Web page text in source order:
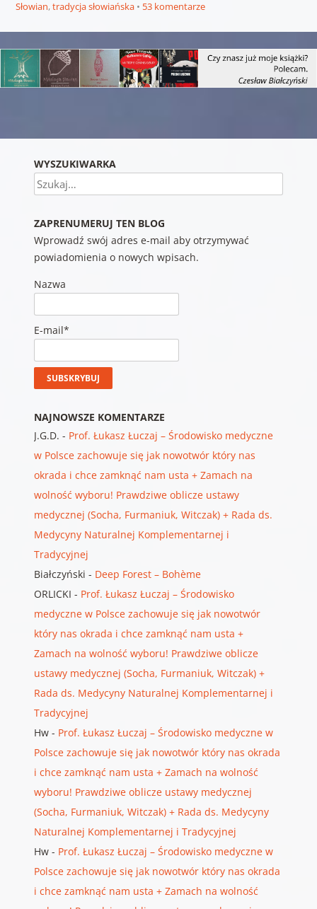
Słowian,tradycja słowiańska 53 komentarze
WYSZUKIWARKA
Szukaj
ZAPRENUMERUJ TEN BLOG
Wprowadź swój adres e-mail aby otrzymywać
powiadomienia o nowych wpisach.
Nazwa
E-mail*
NAJNOWSZE KOMENTARZE
J.G.D. - Prof. Łukasz Łuczaj – Środowisko medyczne
w Polsce zachowuje się jak nowotwór który nas
okrada i chce zamknąć nam usta + Zamach na
wolność wyboru! Prawdziwe oblicze ustawy
medycznej (Socha, Furmaniuk, Witczak) + Rada ds.
Medycyny Naturalnej Komplementarnej i
Tradycyjnej
Białczyński - Deep Forest – Bohème
ORLICKI - Prof. Łukasz Łuczaj – Środowisko
medyczne w Polsce zachowuje się jak nowotwór
który nas okrada i chce zamknąć nam usta +
Zamach na wolność wyboru! Prawdziwe oblicze
ustawy medycznej (Socha, Furmaniuk, Witczak) +
Rada ds. Medycyny Naturalnej Komplementarnej i
Tradycyjnej
Hw- Prof. Łukasz Łuczaj – Środowisko medyczne w
Polsce zachowuje się jak nowotwór który nas okrada
i chce zamknąć nam usta + Zamach na wolność
wyboru! Prawdziwe oblicze ustawy medycznej
(Socha, Furmaniuk, Witczak) + Rada ds. Medycyny
Naturalnej Komplementarnej i Tradycyjnej
Hw- Prof. Łukasz Łuczaj – Środowisko medyczne w
Polsce zachowuje się jak nowotwór który nas okrada
i chce zamknąć nam usta + Zamach na wolność